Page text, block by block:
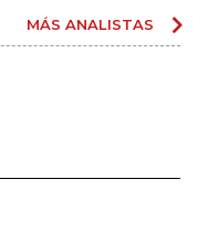
MÁS ANALISTAS